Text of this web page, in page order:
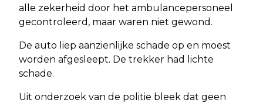
alle zekerheid door het ambulancepersoneel
gecontroleerd, maar waren niet gewond.
De auto liep aanzienlijke schade op en moest
worden afgesleept. De trekker had lichte
schade.
Uit onderzoek van de politie bleek dat geen